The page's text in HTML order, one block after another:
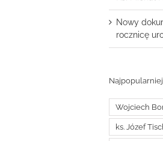
Nowy
rocznicę
Wojciech
ks. Józef